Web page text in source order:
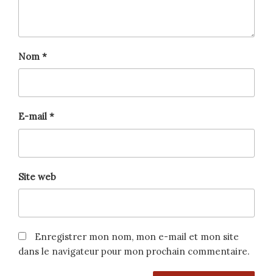
Nom *
E-mail *
Site web
Enregistrer mon nom, mon e-mail et mon site
dans le navigateur pour mon prochain commentaire.